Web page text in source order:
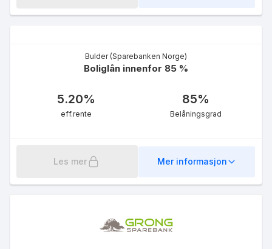
Bulder (Sparebanken Norge)
Boliglån innenfor 85 %
5.20%
eff.rente
85%
Belåningsgrad
Les mer Mer informasjon